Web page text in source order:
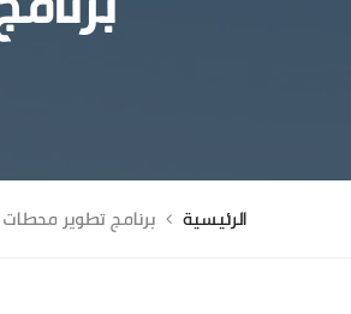
الرئيسية برنامج تطوير